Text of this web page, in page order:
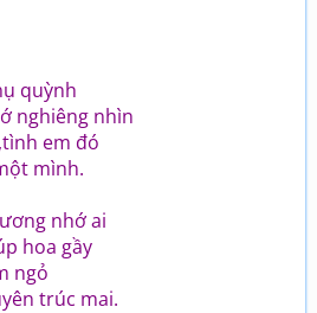
quỳnh
nghiêng nhìn
em đó
mình.
nhớ ai
hoa gầy
ngỏ
trúc mai.